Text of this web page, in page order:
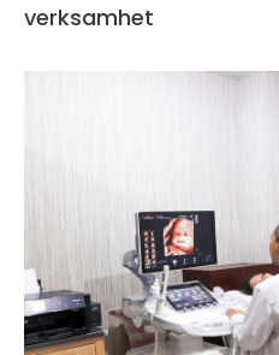
verksamhet